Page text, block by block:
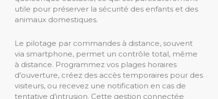
utile pour préserver la sécurité des enfants et des
animaux domestiques.
Le pilotage par commandes à distance, souvent
via smartphone, permet un contrôle total, même
à distance. Programmez vos plages horaires
d’ouverture, créez des accès temporaires pour des
visiteurs, ou recevez une notification en cas de
tentative d’intrusion. Cette gestion connectée